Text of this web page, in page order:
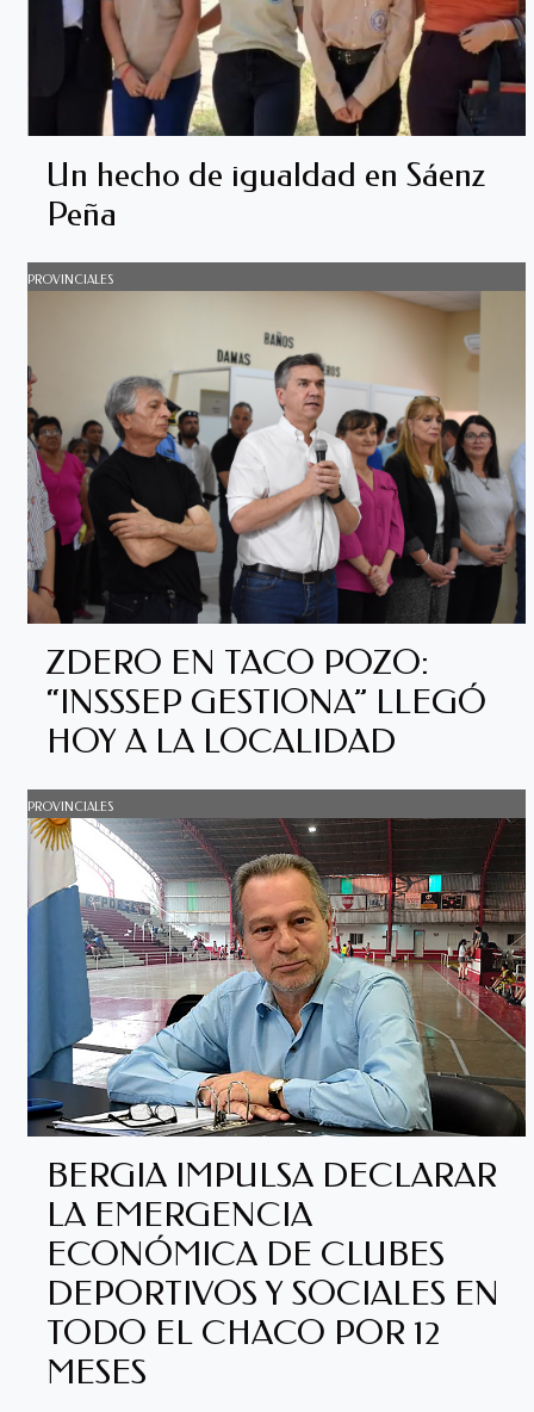
Un hecho de igualdad en Sáenz
Peña
PROVINCIALES
ZDERO EN TACO POZO:
“INSSSEP GESTIONA” LLEGÓ
HOY A LA LOCALIDAD
PROVINCIALES
BERGIA IMPULSA DECLARAR
LA EMERGENCIA
ECONÓMICA DE CLUBES
DEPORTIVOS Y SOCIALES EN
TODO EL CHACO POR 12
MESES